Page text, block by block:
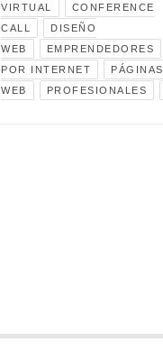
VIRTUAL
CONFERENCE
CALL
DISEÑO
WEB
EMPRENDEDORES
POR INTERNET
PÁGINAS
WEB
PROFESIONALES